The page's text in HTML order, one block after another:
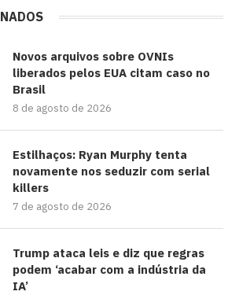
Novos arquivos sobre OVNIs
liberados pelos EUA citam caso no
Brasil
8 de agosto de 2026
Estilhaços: Ryan Murphy tenta
novamente nos seduzir com serial
killers
7 de agosto de 2026
Trump ataca leis e diz que regras
podem ‘acabar com a indústria da
IA’